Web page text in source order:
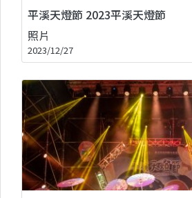
平溪天燈節 2023平溪天燈節
照片
2023/12/27